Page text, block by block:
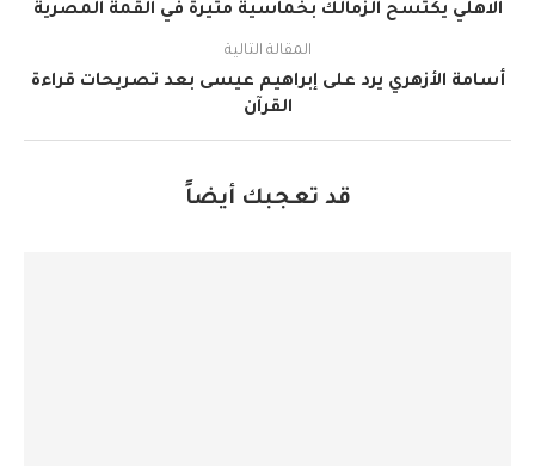
الاهلي يكتسح الزمالك بخماسية مثيرة في القمة المصرية
المقالة التالية
أسامة الأزهري يرد على إبراهيم عيسى بعد تصريحات قراءة
القرآن
قد تعجبك أيضاً